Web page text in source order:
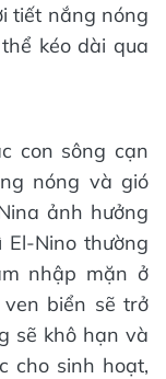
tiết nắng nóng
kéo dài qua
con sông cạn
nóng và gió
ảnh hưởng
Nino thường
nhập mặn ở
biển sẽ trở
sẽ khô hạn và
cho sinh hoạt,